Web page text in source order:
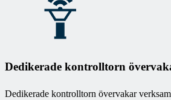
Dedikerade kontrolltorn
Dedikerade kontrolltorn övervakar